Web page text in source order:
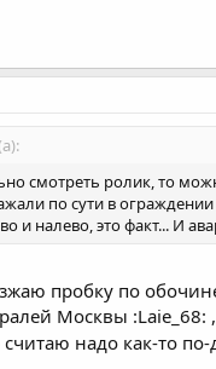
смотреть ролик, то
по сути в
и налево, это факт... И
пробку по
Москвы :Laie_68:
считаю надо как-то